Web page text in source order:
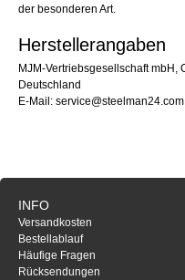
der besonderen Art.
Herstellerangaben
MJM-Vertriebsgesellschaft mbH,
Deutschland
E-Mail: service@steelman24.com
INFO
Versandkosten
Bestellablauf
Häufige Fragen
Rücksendungen